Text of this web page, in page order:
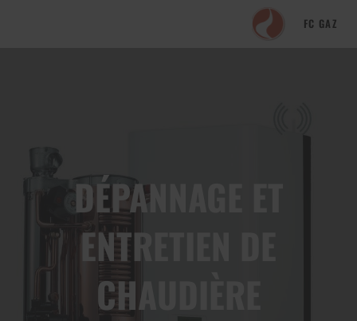
DÉPANNAGE ET
ENTRETIEN DE
CHAUDIÈRE
FC GAZ